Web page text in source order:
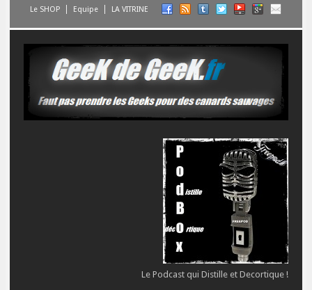
Le SHOP Equipe LA VITRINE
Le Podcast qui Distille et Decortique !